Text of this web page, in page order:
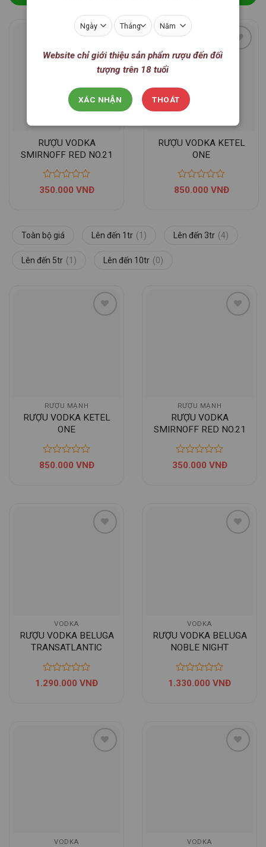
RƯỢU VODKA
SMIRNOFF RED NO.21
350.000 VNĐ
RƯỢU VODKA KETEL
ONE
850.000 VNĐ
Toàn bộ giá Lên đến 1tr (1) Lên đến 3tr (4)
Lên đến 5tr (1) Lên đến 10tr (0)
RƯỢU MẠNH
RƯỢU VODKA KETEL
ONE
850.000 VNĐ
RƯỢU MẠNH
RƯỢU VODKA
SMIRNOFF RED NO.21
350.000 VNĐ
VODKA
RƯỢU VODKA BELUGA
TRANSATLANTIC
1.290.000 VNĐ
VODKA
RƯỢU VODKA BELUGA
NOBLE NIGHT
1.330.000 VNĐ
VODKA VODKA
Website chỉ giới thiệu sản phẩm rượu đến đối
tượng trên 18 tuổi
XÁC NHẬN THOÁT